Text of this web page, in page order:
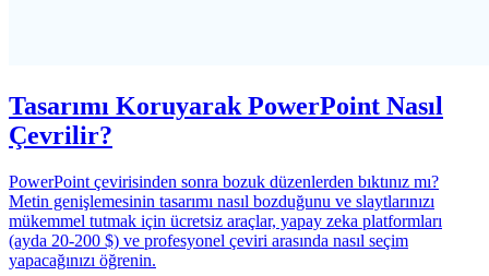
Tasarımı Koruyarak PowerPoint Nasıl
Çevrilir?
PowerPoint çevirisinden sonra bozuk düzenlerden bıktınız mı?
Metin genişlemesinin tasarımı nasıl bozduğunu ve slaytlarınızı
mükemmel tutmak için ücretsiz araçlar, yapay zeka platformları
(ayda 20-200 $) ve profesyonel çeviri arasında nasıl seçim
yapacağınızı öğrenin.